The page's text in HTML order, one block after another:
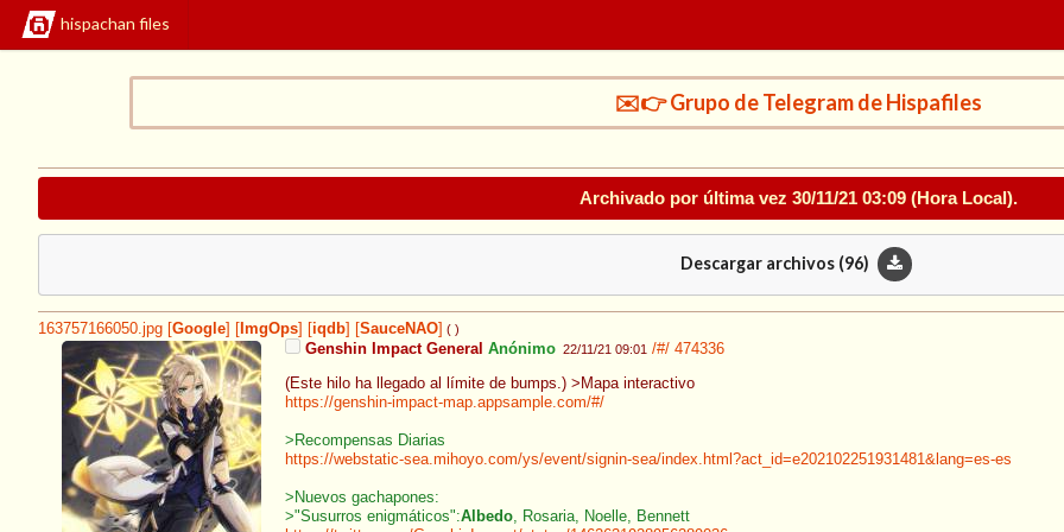
hispachan files
✉️👉 Grupo de Telegram de Hispafiles
Archivado por última vez 30/11/21 03:09(Hora Local).
Descargar archivos (96)
163757166050.jpg Google ImgOps iqdb SauceNAO ( )
Genshin Impact General Anónimo 22/11/21 09:01 /#/ 474336
(Este hilo ha llegado al límite de bumps.) >Mapa interactivo
https://genshin-impact-map.appsample.com/#/
>Recompensas Diarias
https://webstatic-sea.mihoyo.com/ys/event/signin-sea/index.html?act_id=e202102251931481&lang=es-es
>Nuevos gachapones:
>"Susurros enigmáticos":Albedo, Rosaria, Noelle, Bennett